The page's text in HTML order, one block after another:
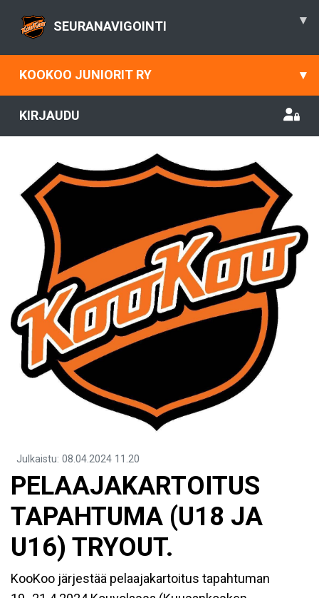
SEURANAVIGOINTI ▾
KOOKOO JUNIORIT RY ▾
KIRJAUDU
Julkaistu: 08.04.2024 11.20
PELAAJAKARTOITUS
TAPAHTUMA (U18 JA
U16) TRYOUT.
KooKoo järjestää pelaajakartoitus tapahtuman